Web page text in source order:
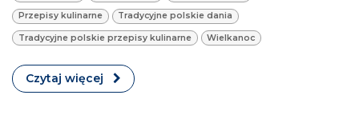
Przepisy kulinarne Tradycyjne polskie dania
Tradycyjne polskie przepisy kulinarne Wielkanoc
Czytaj więcej